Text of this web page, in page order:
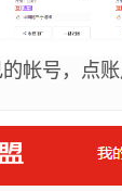
帐号，点